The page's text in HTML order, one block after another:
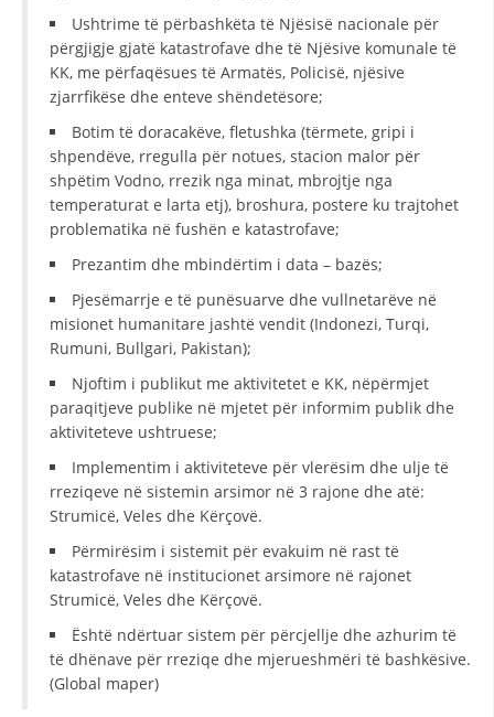
Ushtrime të përbashkëta të Njësisë nacionale për
përgjigje gjatë katastrofave dhe të Njësive komunale të
KK, me përfaqësues të Armatës, Policisë, njësive
zjarrfikëse dhe enteve shëndetësore;
Botim të doracakëve, fletushka (tërmete, gripi i
shpendëve, rregulla për notues, stacion malor për
shpëtim Vodno, rrezik nga minat, mbrojtje nga
temperaturat e larta etj), broshura, postere ku trajtohet
problematika në fushën e katastrofave;
Prezantim dhe mbindërtim i data – bazës;
Pjesëmarrje e të punësuarve dhe vullnetarëve në
misionet humanitare jashtë vendit (Indonezi, Turqi,
Rumuni, Bullgari, Pakistan);
Njoftim i publikut me aktivitetet e KK, nëpërmjet
paraqitjeve publike në mjetet për informim publik dhe
aktiviteteve ushtruese;
Implementim i aktiviteteve për vlerësim dhe ulje të
rreziqeve në sistemin arsimor në 3 rajone dhe atë:
Strumicë, Veles dhe Kërçovë.
Përmirësim i sistemit për evakuim në rast të
katastrofave në institucionet arsimore në rajonet
Strumicë, Veles dhe Kërçovë.
Është ndërtuar sistem për përcjellje dhe azhurim të
të dhënave për rreziqe dhe mjerueshmëri të bashkësive.
(Global maper)